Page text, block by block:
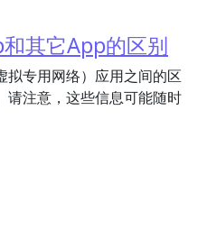
其它App的区别
拟专用网络）应用之间的区
请注意，这些信息可能随时